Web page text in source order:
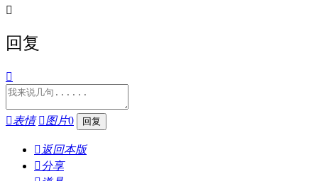

回复

表情 图片0
 返回本版
分享